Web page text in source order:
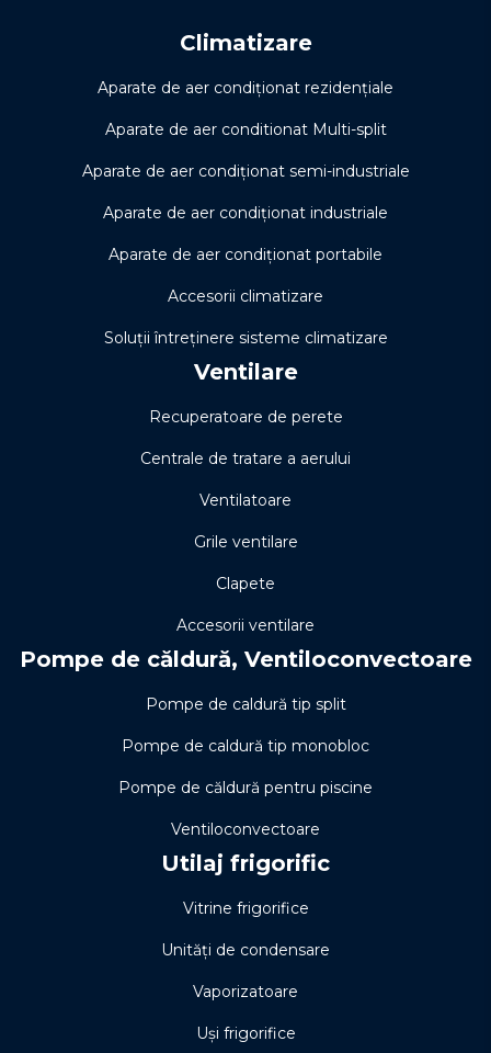
Climatizare
Aparate de aer condiționat rezidențiale
Aparate de aer conditionat Multi-split
Aparate de aer condiționat semi-industriale
Aparate de aer condiționat industriale
Aparate de aer condiționat portabile
Accesorii climatizare
Soluţii întreţinere sisteme climatizare
Ventilare
Recuperatoare de perete
Centrale de tratare a aerului
Ventilatoare
Grile ventilare
Clapete
Accesorii ventilare
Pompe de căldură, Ventiloconvectoare
Pompe de caldură tip split
Pompe de caldură tip monobloc
Pompe de căldură pentru piscine
Ventiloconvectoare
Utilaj frigorific
Vitrine frigorifice
Unități de condensare
Vaporizatoare
Uși frigorifice